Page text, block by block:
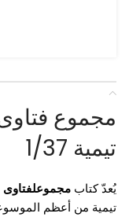
مجموع
تيمية 1/37
يُعدّ كتاب مجموعلفتاوى
تيمية من أعظم